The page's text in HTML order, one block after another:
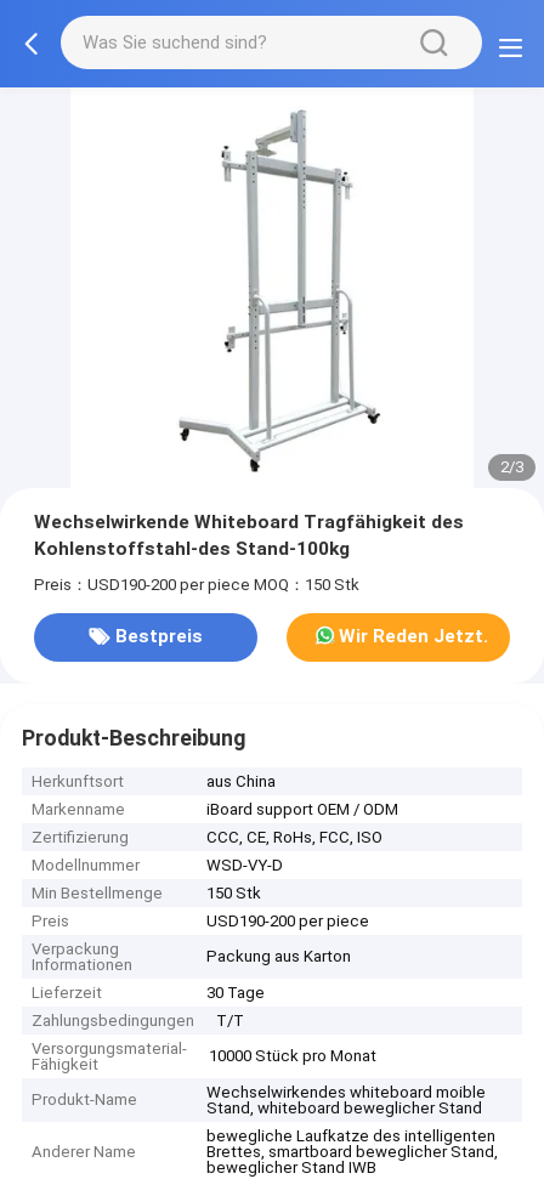
2/3
Wechselwirkende Whiteboard Tragfähigkeit des
Kohlenstoffstahl-des Stand-100kg
Preis：USD190-200 per piece MOQ：150 Stk
Bestpreis Wir Reden Jetzt.
Produkt-Beschreibung
Herkunftsort
aus China
Markenname
iBoard support OEM / ODM
Zertifizierung
CCC, CE, RoHs, FCC, ISO
Modellnummer
WSD-VY-D
Min Bestellmenge
150 Stk
Preis
USD190-200 per piece
Verpackung
Informationen
Packung aus Karton
Lieferzeit
30 Tage
Zahlungsbedingungen
T/T
Versorgungsmaterial-
Fähigkeit
10000 Stück pro Monat
Produkt-Name
Wechselwirkendes whiteboard moible
Stand, whiteboard beweglicher Stand
Anderer Name
bewegliche Laufkatze des intelligenten
Brettes, smartboard beweglicher Stand,
beweglicher Stand IWB